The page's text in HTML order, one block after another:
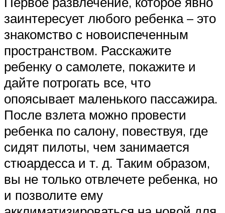
заинтересует любого ребенка – это
знакомство с новоиспеченным
пространством. Расскажите
ребенку о самолете, покажите и
дайте потрогать все, что
опоясывает маленького пассажира.
После взлета можно провести
ребенка по салону, повествуя, где
сидят пилоты, чем занимается
стюардесса и т. д. Таким образом,
вы не только отвлечете ребенка, но
и позволите ему